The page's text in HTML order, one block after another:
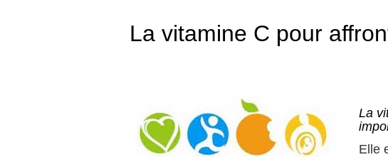
La vitamine C pour
La
Elle